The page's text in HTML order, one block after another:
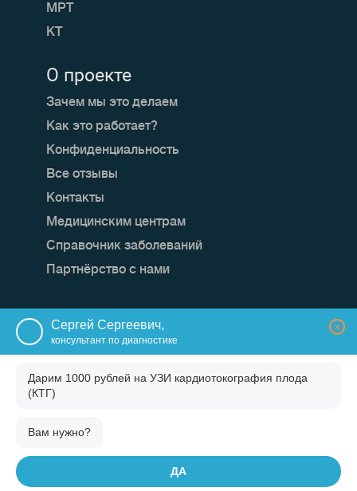
О проекте
Зачем мы это делаем
Как это работает?
Конфиденциальность
Все отзывы
Контакты
Медицинским центрам
Справочник заболеваний
Партнёрство с нами
МРТ
КТ
Мы в социальных сетях:
×
Сергей Сергеевич,
консультант по диагностике
Дарим 1000 рублей на УЗИ кардиотокография плода
(КТГ)
Вам нужно?
ДА